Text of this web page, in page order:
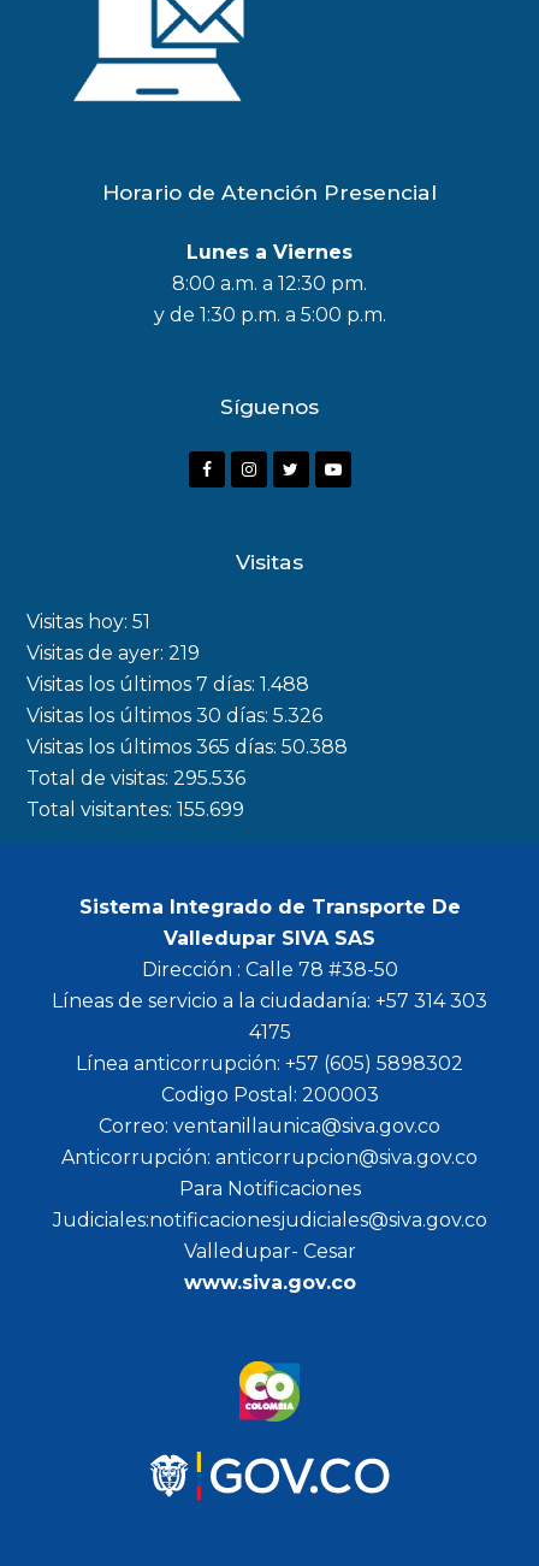
Horario de Atención Presencial
Lunes a Viernes
8:00 a.m. a 12:30 pm.
y de 1:30 p.m. a 5:00 p.m.
Síguenos
F
o
k
I
a
m
r
Y
Visitas
Visitas hoy:51
Visitas de ayer:219
Visitas los últimos 7 días:1.488
Visitas los últimos 30 días:5.326
Visitas los últimos 365 días:50.388
Total de visitas:295.536
Total visitantes:155.699
Sistema Integrado de Transporte De
Valledupar SIVA SAS
Dirección : Calle 78 #38-50
Líneas de servicio a la ciudadanía: +57 314 303
4175
Línea anticorrupción: +57 (605) 5898302
Codigo Postal: 200003
Correo: ventanillaunica@siva.gov.co
Anticorrupción: anticorrupcion@siva.gov.co
Para Notificaciones
Judiciales:notificacionesjudiciales@siva.gov.co
Valledupar- Cesar
www.siva.gov.co